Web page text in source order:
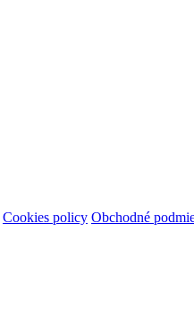
Cookies policy Obchodné